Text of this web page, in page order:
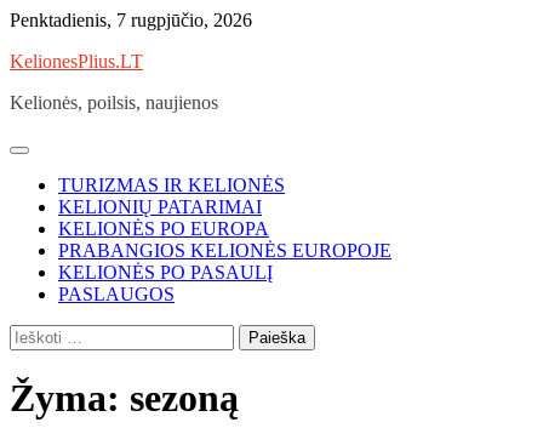
Skip
content
Penktadienis, 7 rugpjūčio, 2026
KelionesPlius.LT
Kelionės, poilsis, naujienos
TURIZMAS IR KELIONĖS
KELIONIŲ PATARIMAI
KELIONĖS PO EUROPA
PRABANGIOS KELIONĖS EUROPOJE
KELIONĖS PO PASAULĮ
PASLAUGOS
Ieškoti:
Žyma: sezoną